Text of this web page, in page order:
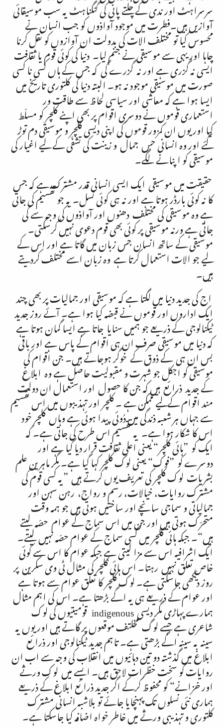
سرسراہٹ اور ندی کے چلتے پانی کی گنگناہٹ یہ سب موسیقائی
آوازیں ہیں۔فطرت میں موجود آواذوں کو جب انسان نے
محسوس کیا تو مختلف الات کی بدولت ان آوازوں کو نقل کرنا
چاہا اور یہی سے موسیقی نے جنم لیا۔ دنیا کی کوئی قوم یا ثقافت
ایسی نہ گزری ہے اور نہ گزرے گی کہ جس کے ہاں کسی نا کسی
صورت میں موسیقی موجود نہ ہو۔ البتہ دنیا کی کلتوری تاریخ میں
ایسا ہوا ہے کہ معاشی اور سیاسی لحاظ سے طاقت ور
استعماری قوموں نے دوسری اقوام پر بھی اپنے کلچر کو مسلّط
کیا اور یوں ان کمزور قوموں کی اپنی دیسی کلچر و موسیقی دم توڑ
گئے اور وہ انسانی حسِ جمال و زینت کی تشفّی کے لیے اغیار کی
موسیقی کو اپنانے لگے۔
حقیقت میں موسیقی ایک ایسی انسانی قدر مشترک ہے کہ جس
کا نہ کوئی بارڈر ہوتا ہے اور نہ ہی کوئی نسل۔ یہ جو تقسیم کی جاتی
ہے وہ موسیقی کی مختلف دھنوں اور آواذوں کی وجہ سے کی
جاتی ہے ورنہ موسیقی پر کوئی بھی قوم دعوی نہیں کرسکتی۔
موسیقی کے ساتھ انسان جس زبان میں گاتا ہے اور اس کے
لیے جو الات استعمال کرتا ہے وہ زبان اسے مختلف کردیتے
ہیں۔
اج کی جدید دنیا میں لگتا ہے کہ موسیقی اور جمالیات پر بھی چند
ایک اداروں اور قوموں نے قبضہ کیا ہوا ہے۔ آئے روز جدید
ٹیکنالوجی کے ذریعے جو ہمیں سنایا جاتا ہے ایسا گمان ہوتا ہے
کہ دنیا میں موسیقی صرف ان ہی اقوام کے پاس ہے اور باقی
بس ان ہی کے ذوق کے خوگر ہوجاتے ہیں۔ جن اقوام کی
موسیقی کو اجکل جو شہرت و مقبولیت حاصل ہے وہ ابلاغ
کے جدید ذرائع ہیں کہ جن کا حصول اور استعمال ان دولت
مند اقوام کےلیے ممکن ہے ۔ کلچر اور تہذیبوں میں اس تقسیم
سے جہاں ہر شعبہ ذندگی میں دُوئی پیدا ہوئی ہے وہاں کلچر خود
اس کا شکار ہوا ہے۔ یہ تقسیم اس طرح کی جاتی ہے۔ کہ
ایک کو ”ہائی کلچر“ یعنی اعلی ثقافت قرار دیا گیا ہے اور
دوسرے کو ”فوک“ یعنی لوک کلچر کہا گیا ہے۔ مگر ماہرین علم
بشریات لوک کلچر کی تعریف یوں کرتے ہیں ”یہ کسی قوم کی
مشترک روایات، خیالات، رسم و رواج، رہن سہن اور
جمالیاتی و سماجی سانچے اور ساختیں ہوتی ہیں جو ہمہ وقت
متحرّک ہوتی ہیں اور جن میں اس سماج کے عوام حصّہ لیتے
ہیں“۔ جبکہ ہائی کلچر میں کسی سماج کے عوام حصّہ نہیں لیتے۔
ایک اشرافیہ اس سے مزا لیتی ہے جبکہ عوام کا اس سے کوئی
خاص تعلق نہیں رہتا۔ اس ہائی کلچر کی مثال ٹی وی سکرین پر
روز دیکھی جاسکتی ہے۔ لوک کلچر کا تعلق عوام سے ہوتا ہے
اور عوام کے ذریعے ہی یہ اگے بڑھتا ہے۔ اس کی اہم مثال
ہمارے پہاڑی مگر دیسیindigenousقومیتیوں کی لوک
شاعری ہے جسے لوگ مخلتف موقعوں پر گاتے ہیں اور یوں یہ
سینہ بہ سینہ اگے بڑھتی ہے۔ تاہم جدید ٹیکنالوجی اور ذرائع
ابلاغ میں گذشتہ دو تین دہائیوں میں انقلاب کی وجہ سے اب ان
روایات کو سخت خظرات لاحق ہیں۔ ایسے میں لوک ورثے
اور خزانے“ کو محفوظ کرکے اگر جدید ذرائع ابلاغ کے ذریعے
ہماری نئی نسلوں تک پہنچایا جائے تو بلاشبہ انسانی مشترک
کلتوری و تہذیبی ورثے میں خاطر خواہ اضافہ کیا جاسکتا ہے۔